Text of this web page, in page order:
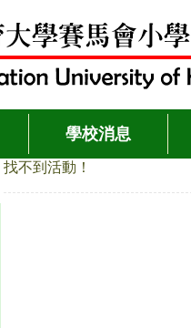
學校消息
找不到活動！